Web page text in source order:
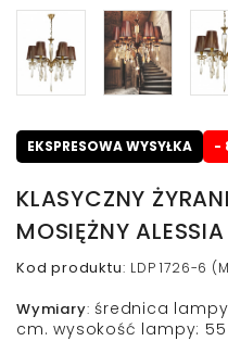
EKSPRESOWA WYSYŁKA -
KLASYCZNY
MOSIĘŻNY
Kod produktu: LDP 1726-6
Wymiary: średnica
cm. wysokość lampy: